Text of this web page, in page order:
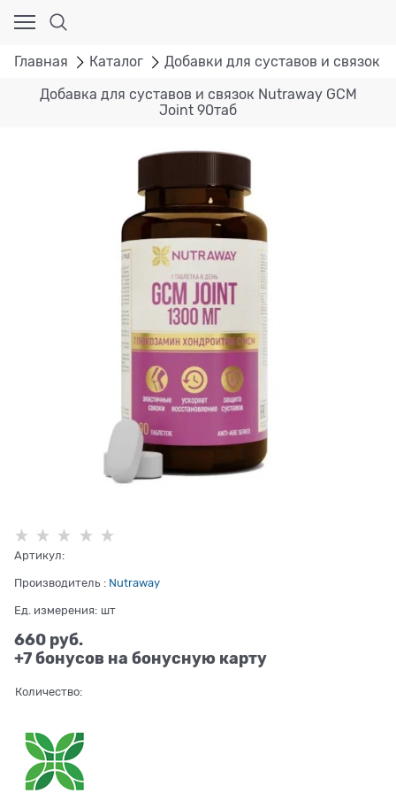
Главная Каталог Добавки для суставов и связок
Добавка для суставов и связок Nutraway GCM
Joint 90таб
Артикул:
Производитель : Nutraway
Ед. измерения: шт
660 руб.
+7 бонусов на бонусную карту
Количество: